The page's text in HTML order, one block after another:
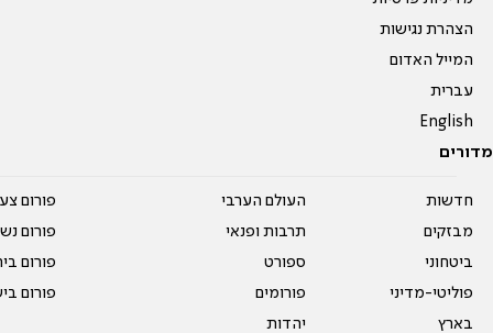
הצהרת נגישות
המייל האדום
עברית
English
מדורים
חדשות
מבזקים
ביטחוני
פוליטי-מדיני
בארץ
העולם הערבי
תרבות ופנאי
ספורט
פורומים
יהדות
פורום
פורום
פורום
פורום